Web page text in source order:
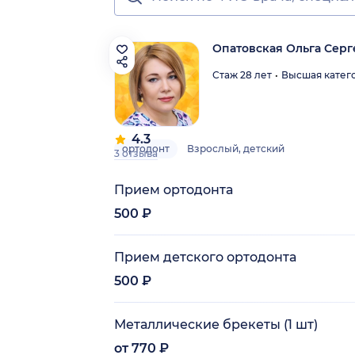
4.3
3 отзыва
Опатовская Ольга
Стаж 28 лет Высшая
ортодонт Взрослый, детский
Прием ортодонта
500 ₽
Прием детского ортодонта
500 ₽
Металлические брекеты (1 шт)
от 770 ₽